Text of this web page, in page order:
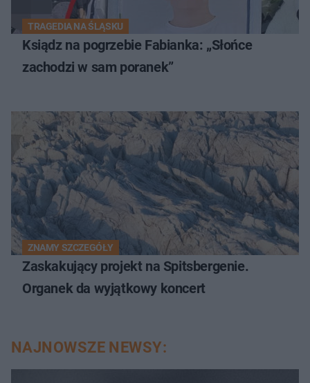
TRAGEDIA NA ŚLĄSKU
Ksiądz na pogrzebie Fabianka: „Słońce
zachodzi w sam poranek”
ZNAMY SZCZEGÓŁY
Zaskakujący projekt na Spitsbergenie.
Organek da wyjątkowy koncert
NAJNOWSZE NEWSY: